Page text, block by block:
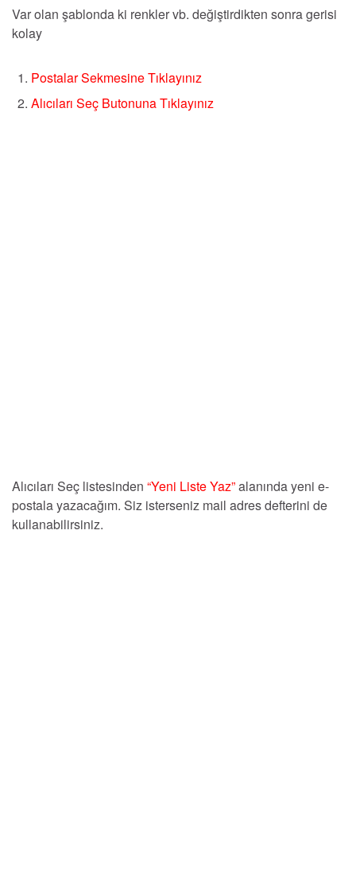
Var olan şablonda ki renkler vb. değiştirdikten sonra gerisi
kolay
Postalar Sekmesine Tıklayınız
Alıcıları Seç Butonuna Tıklayınız
Alıcıları Seç listesinden “Yeni Liste Yaz”alanında yeni e-
postala yazacağım. Siz isterseniz mail adres defterini de
kullanabilirsiniz.